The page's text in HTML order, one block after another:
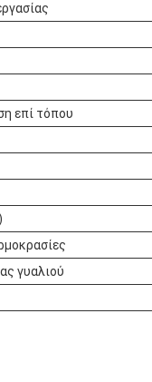
επί τόπου
γυαλιού